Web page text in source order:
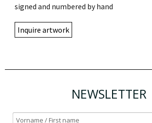
signed and numbered by hand
Inquire artwork
NEWSLETTER